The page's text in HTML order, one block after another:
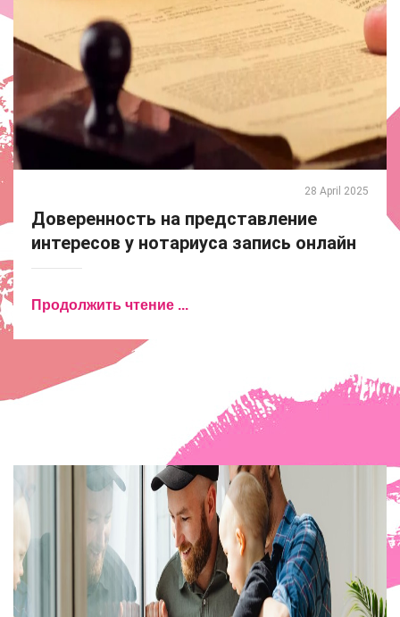
28 April 2025
Доверенность на представление
интересов у нотариуса запись онлайн
Продолжить чтение ...